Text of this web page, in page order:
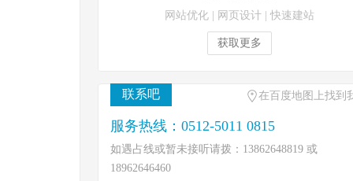
网站优化 网页设计 快速建站
获取更多
联系吧 在百度地图上找到
服务热线：0512-5011 0815
如遇占线或暂未接听请拨：13862648819 或
18962646460